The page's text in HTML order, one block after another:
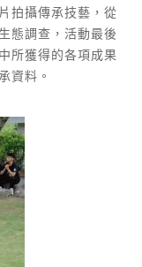
拍攝傳承技藝，從
態調查，活動最後
所獲得的各項成果
資料。